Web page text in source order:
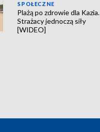
SPOŁECZNE
Plażą po zdrowie dla Kazia.
Strażacy jednoczą siły
[WIDEO]